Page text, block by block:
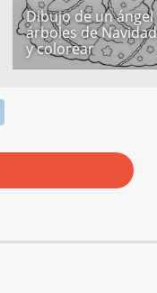
Dibujo de un
árboles de
y colorear